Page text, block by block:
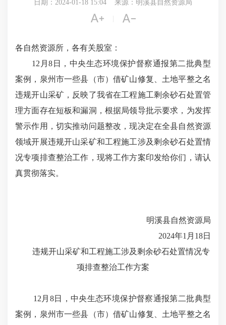
日期：2024-01-18 15:04 来源：明溪县自然资源局
 
各自然资源所，各有关股室：
12月8日，中央生态环境保护督察通报第二批典型
案例，泉州市一些县（市）借矿山修复、土地平整之名
违规开山采矿，反映了我省在工程施工剩余砂石处置管
理方面存在短板和漏洞，根据局领导批示要求，为发挥
警示作用，切实推动问题整改，现决定在全县自然资源
领域开展违规开山采矿和工程施工涉及剩余砂石处置情
况专项排查整治工作，现将工作方案印发给你们，请认
真贯彻落实。
明溪县自然资源局
2024年1月18日
违规开山采矿和工程施工涉及剩余砂石处置情况专
项排查整治工作方案
12月8日，中央生态环境保护督察通报第二批典型
案例，泉州市一些县（市）借矿山修复、土地平整之名